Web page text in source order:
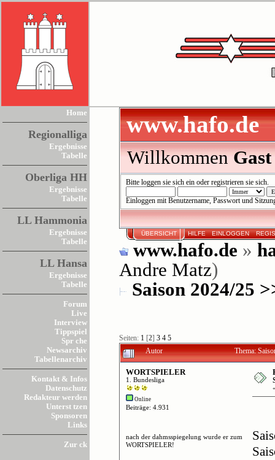
Home
Regionalliga
Ergebnisse
Tabelle
Oberliga HH
Ergebnisse
Tabelle
LL Hammonia
Ergebnisse
Tabelle
LL Hansa
Ergebnisse
Tabelle
Forum
Live
Interview
Tippspiel
Spr che
Newsarchiv
Tabellenarchiv
Kontakt & Infos
Datenschutz
Redakteur werden
Unterst tzen
Sponsoren
Links
Zur ck
www.hafo.de
WillkommenGast
Bitte loggen sie sich einoder registrieren sie sich.
Einloggen mit Benutzername, Passwort und
ÜBERSICHT HILFE EINLOGGEN
www.hafo.de »
Andre Matz)
Saison 2024/25
Seiten: 1[2] 3 4 5
Autor Thema:
WORTSPIELER
1. Bundesliga
Online
Beiträge: 4.931
nach der dahmsspiegelung wurde er zum
WORTSPIELER!